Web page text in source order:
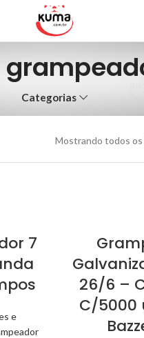
Categorias
Mostrando todos
7
e
26/6 –
C/5000